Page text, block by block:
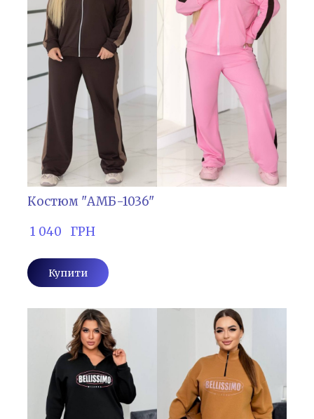
Костюм "АМБ-1036"
1 040   ГРН
Купити